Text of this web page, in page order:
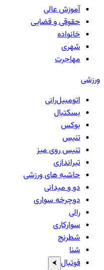
آموزش عالی
حقوقی و قضایی
خانواده
شهری
مهاجرت
ورزشی
اتومبیل‌رانی
بسکتبال
بوکس
تنیس
تنیس روی میز
تیراندازی
حاشیه های ورزشی
دو و میدانی
دوچرخه سواری
رالی
سوارکاری
شطرنج
شنا
فوتبال ⮜